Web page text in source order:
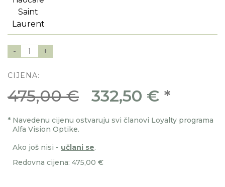
- 1 +
CIJENA:
475,00 € 332,50 € *
* Navedenu cijenu ostvaruju svi članovi Loyalty programa
Alfa Vision Optike.
Ako još nisi - učlani se.
Redovna cijena: 475,00 €